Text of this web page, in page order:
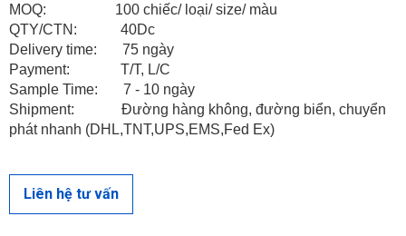
MOQ: 100 chiếc/ loại/ size/ màu
QTY/CTN: 40Dc
Delivery time: 75 ngày
Payment: T/T, L/C
Sample Time: 7 - 10 ngày
Shipment: Đường hàng không, đường biển, chuyển
phát nhanh (DHL,TNT,UPS,EMS,Fed Ex)
Liên hệ tư vấn